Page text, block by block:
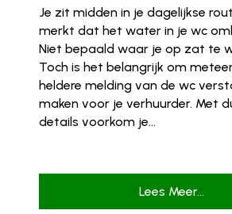
Je zit midden in je dagelijkse
merkt dat het water in je wc
Niet bepaald waar je op zat te
Toch is het belangrijk om
heldere melding van de wc
maken voor je verhuurder. Met
details voorkom je...
Lees Meer...